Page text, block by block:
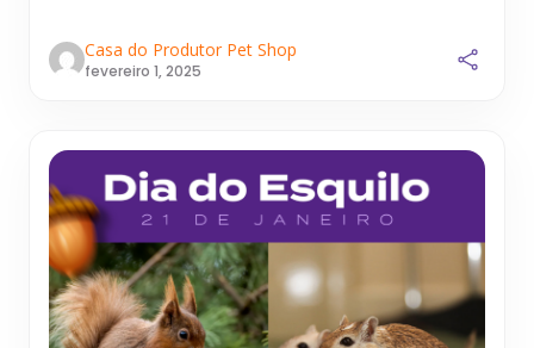
Casa do Produtor Pet Shop
fevereiro 1, 2025